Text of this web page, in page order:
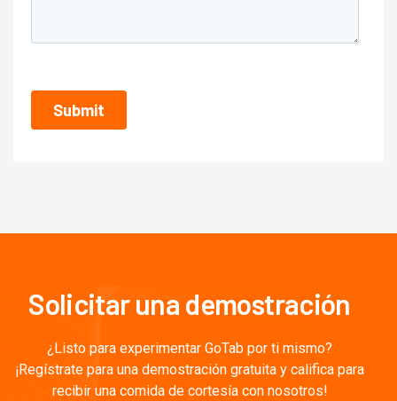
Solicitar una demostración
¿Listo para experimentar GoTab por ti mismo?
¡Regístrate para una demostración gratuita y califica para
recibir una comida de cortesía con nosotros!